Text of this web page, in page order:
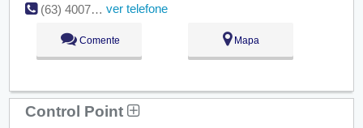
(63) 4007-1100
ver telefone
Comente Mapa
Control Point